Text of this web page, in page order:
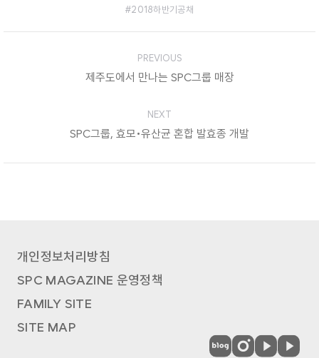
2018하반기공채
navigation
PREVIOUS
Previous
제주도에서 만나는 SPC그룹 매장
NEXT
Next
SPC그룹, 효모•유산균 혼합 발효종 개발
개인정보처리방침
SPC MAGAZINE 운영정책
FAMILY SITE
SITE MAP
SPC
MAGAZINE
SPC
MAGAZINE
SPC
MAGAZINE
SPC
MAGAZINE